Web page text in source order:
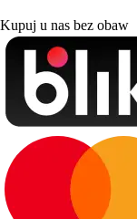
Kupuj u nas bez obaw